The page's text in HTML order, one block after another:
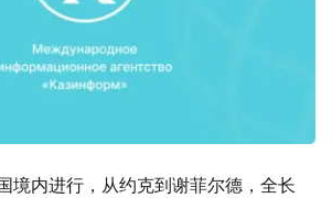
境内进行，从约克到谢菲尔德，全长